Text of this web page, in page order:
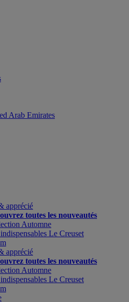
Arab Emirates
apprécié
toutes les nouveautés
Automne
Le Creuset
apprécié
toutes les nouveautés
Automne
Le Creuset